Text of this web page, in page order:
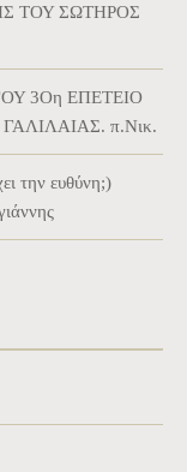
ΤΟΥ ΣΩΤΗΡΟΣ
3Οη ΕΠΕΤΕΙΟ
π.Νικ.
την ευθύνη;)